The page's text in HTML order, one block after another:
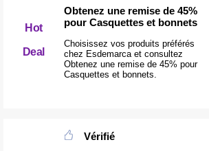
Hot
Deal
Obtenez une remise de 45%
pour Casquettes et bonnets
Choisissez vos produits préférés
chez Esdemarca et consultez
Obtenez une remise de 45% pour
Casquettes et bonnets.
Vérifié